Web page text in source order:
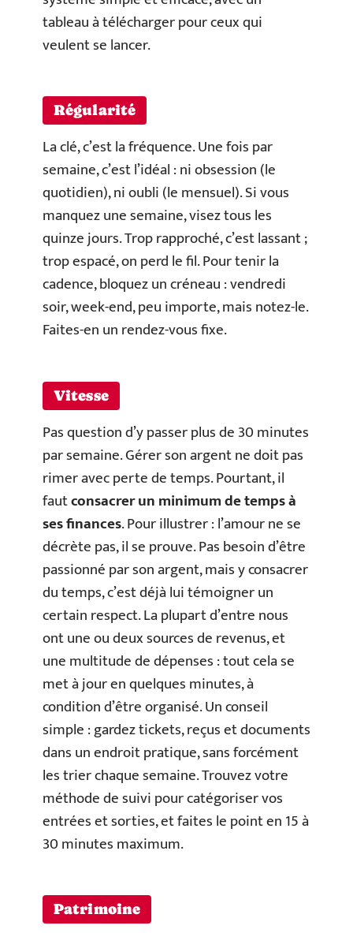
tableau à télécharger pour ceux qui
veulent se lancer.
Régularité
La clé, c’est la fréquence. Une fois par
semaine, c’est l’idéal : ni obsession (le
quotidien), ni oubli (le mensuel). Si vous
manquez une semaine, visez tous les
quinze jours. Trop rapproché, c’est lassant ;
trop espacé, on perd le fil. Pour tenir la
cadence, bloquez un créneau : vendredi
soir, week-end, peu importe, mais notez-le.
Faites-en un rendez-vous fixe.
Vitesse
Pas question d’y passer plus de 30 minutes
par semaine. Gérer son argent ne doit pas
rimer avec perte de temps. Pourtant, il
fautconsacrer un minimum de temps à
ses finances. Pour illustrer : l’amour ne se
décrète pas, il se prouve. Pas besoin d’être
passionné par son argent, mais y consacrer
du temps, c’est déjà lui témoigner un
certain respect. La plupart d’entre nous
ont une ou deux sources de revenus, et
une multitude de dépenses : tout cela se
met à jour en quelques minutes, à
condition d’être organisé. Un conseil
simple : gardez tickets, reçus et documents
dans un endroit pratique, sans forcément
les trier chaque semaine. Trouvez votre
méthode de suivi pour catégoriser vos
entrées et sorties, et faites le point en 15 à
30 minutes maximum.
Patrimoine